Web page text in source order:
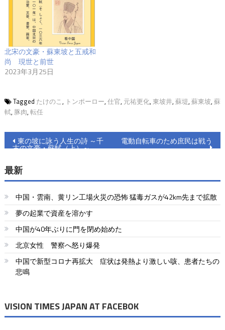
北宋の文豪・蘇東坡と五戒和
尚 現世と前世
2023年3月25日
Tagged たけのこ, トンポーロー, 仕官, 元祐更化, 東坡井, 蘇堤, 蘇東坡, 蘇
軾, 豚肉, 転任
投
ナ
ビ
ゲ
ー
シ
ョ
東の坡に詠う人生の詩 ～千
古の文豪・蘇軾（上）～
電動自転車のため庶民は戦う
最新
中国・雲南、黄リン工場火災の恐怖 猛毒ガスが42km先まで拡散
夢の起業で資産を溶かす
中国が40年ぶりに門を閉め始めた
北京女性 警察へ怒り爆発
中国で新型コロナ再拡大 症状は発熱より激しい咳、患者たちの
悲鳴
VISION TIMES JAPAN AT FACEBOK